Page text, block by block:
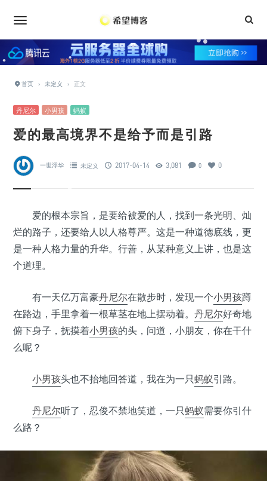
首页 › 未定义 › 正文
丹尼尔 小男孩 蚂蚁
爱的最高境界不是给予而是引路
一世浮华 未定义 2017-04-14 3,081 0 0
爱的根本宗旨，是要给被爱的人，找到一条光明、灿
烂的路子，还要给人以人格尊严。这是一种道德底线，更
是一种人格力量的升华。行善，从某种意义上讲，也是这
个道理。
有一天亿万富豪丹尼尔在散步时，发现一个小男孩蹲
在路边，手里拿着一根草茎在地上摆动着。 丹尼尔好奇地
俯下身子，抚摸着小男孩的头，问道，小朋友，你在干什
么呢？
小男孩头也不抬地回答道，我在为一只蚂蚁引路。
丹尼尔听了，忍俊不禁地笑道，一只蚂蚁需要你引什
么路？
•
•
•
•
•
•
•
•
•